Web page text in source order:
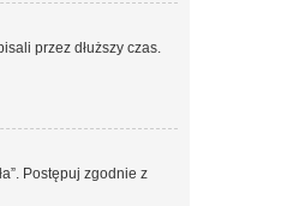
przez dłuższy czas.
Postępuj zgodnie z